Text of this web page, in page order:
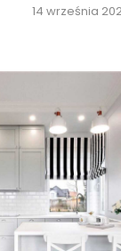
14 września